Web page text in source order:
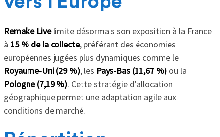
Remake Livelimite désormais son exposition à la France
à 15 % de la collecte, préférant des économies
européennes jugées plus dynamiques comme le
Royaume-Uni (29 %), les Pays-Bas (11,67 %)ou la
Pologne (7,19 %). Cette stratégie d'allocation
géographique permet une adaptation agile aux
conditions de marché.